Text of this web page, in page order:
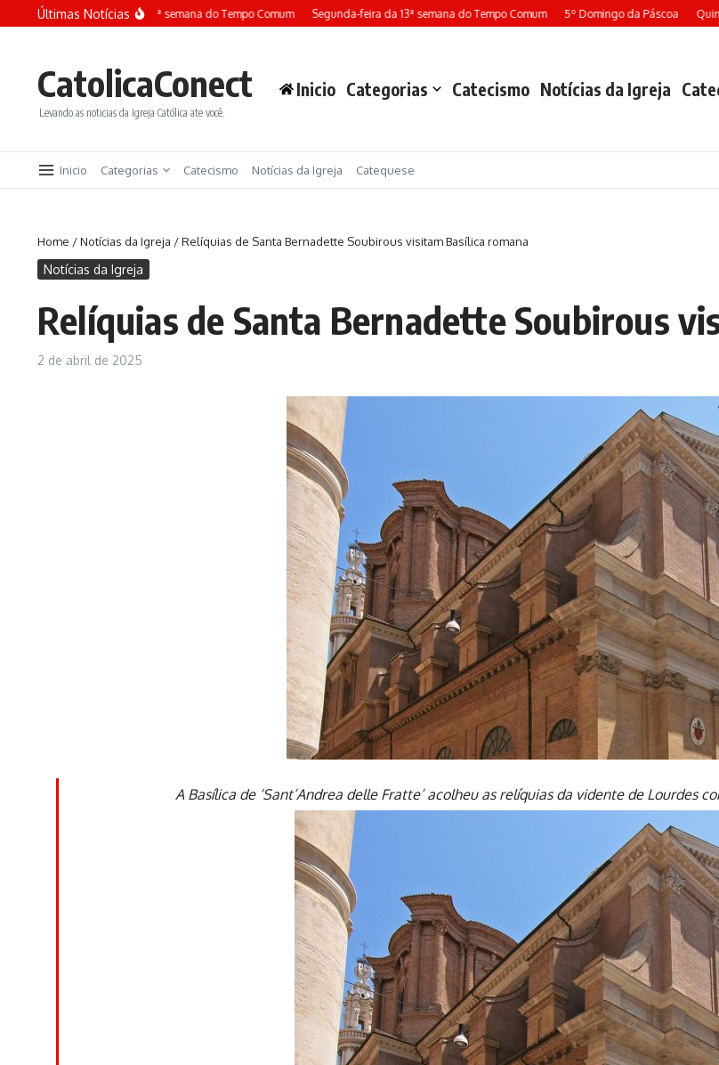
Ir para o conteúdo
Últimas Notícias
Terça-feira da 13ª semana do Tempo Comum Segunda-feira da 13ª semana do Tempo Comum 5º Domingo da Páscoa Quinta-
CatolicaConect
Levando as noticias da Igreja Católica ate você.
Inicio Categorias Catecismo Notícias da Igreja
Inicio Categorias Catecismo Notícias da Igreja Catequese
Home /Notícias da Igreja /Relíquias de Santa Bernadette Soubirous visitam Basílica romana
Notícias da Igreja
Relíquias de Santa Bernadette Soubirous
2 de abril de 2025
A Basílica de ‘Sant’Andrea delle Fratte’ acolheu as relíquias da vidente de Lourdes